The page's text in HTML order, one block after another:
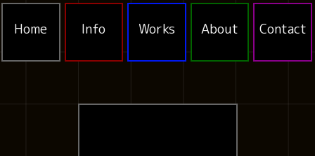
Home Info Works About Contact